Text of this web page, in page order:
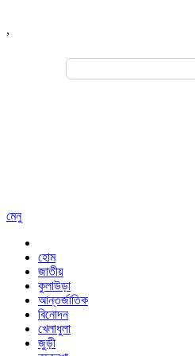
,
Search
মেনু
হোম
জাতীয়
কুলাউড়া
আন্তর্জাতিক
বিনোদন
খেলাধুলা
জুড়ী